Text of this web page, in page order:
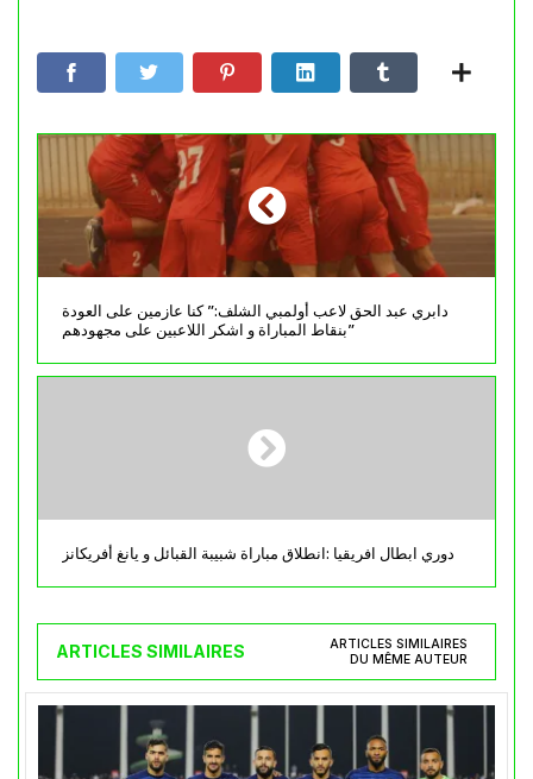
دابري عبد الحق لاعب أولمبي الشلف:” كنا عازمين على العودة
بنقاط المباراة و اشكر اللاعبين على مجهودهم”
دوري ابطال افريقيا :انطلاق مباراة شبيبة القبائل و يانغ أفريكانز
ARTICLES SIMILAIRES
ARTICLES SIMILAIRES
DU MÊME AUTEUR